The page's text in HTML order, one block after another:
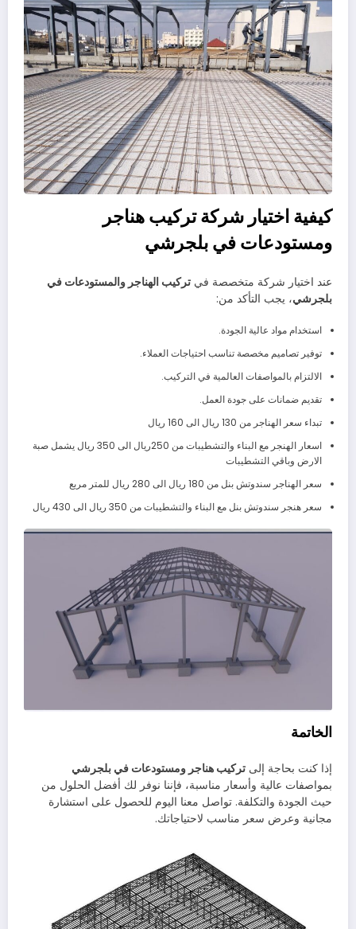
كيفية اختيار شركة تركيب هناجر
ومستودعات في بلجرشي
عند اختيار شركة متخصصة في تركيب الهناجر والمستودعات في
بلجرشي، يجب التأكد من:
استخدام مواد عالية الجودة.
توفير تصاميم مخصصة تناسب احتياجات العملاء.
الالتزام بالمواصفات العالمية في التركيب.
تقديم ضمانات على جودة العمل.
تبداء سعر الهناجر من 130 ريال الى 160 ريال
اسعار الهنجر مع البناء والتشطيبات من 250ريال الى 350 ريال يشمل صبة
الارض وباقي التشطيبات
سعر الهناجر سندوتش بنل من 180 ريال الى 280 ريال للمتر مربع
سعر هنجر سندوتش بنل مع البناء والتشطيبات من 350 ريال الى 430 ريال
الخاتمة
إذا كنت بحاجة إلى تركيب هناجر ومستودعات في بلجرشي
بمواصفات عالية وأسعار مناسبة، فإننا نوفر لك أفضل الحلول من
حيث الجودة والتكلفة. تواصل معنا اليوم للحصول على استشارة
مجانية وعرض سعر مناسب لاحتياجاتك.